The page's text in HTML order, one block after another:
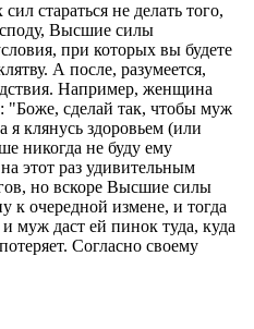
стараться не делать того,
Высшие силы
при которых вы будете
А после, разумеется,
Например, женщина
"Боже, сделай так, чтобы муж
я клянусь здоровьем (или
никогда не буду ему
этот раз удивительным
но вскоре Высшие силы
к очередной измене, и тогда
муж даст ей пинок туда, куда
Согласно своему